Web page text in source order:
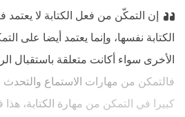
إن التمكّن من فعل الكتابة لا
الكتابة نفسها، وإنما يعتمد أيضا على
الأخرى سواء أكانت متعلقة باستقبال
فالتمكن من مهارات الاستماع
كبيرا في التمكن من مهارة الكتابة،